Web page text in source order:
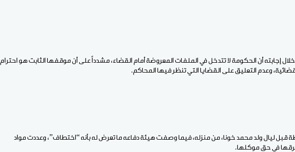
إجابته أن الحكومة لا تتدخل في الملفات المعروضة أمام القضاء، مشدداً على أن موقفها الثابت هو احترام
وعدم التعليق على القضايا التي تنظر فيها المحاكم.
قبل ليال ولد محمد خونا، من منزله، فيما وصفت هيئة دفاعه ما تعرض له بأنه “اختطاف”، وعددت مواد
خرقها في حق موكلها.